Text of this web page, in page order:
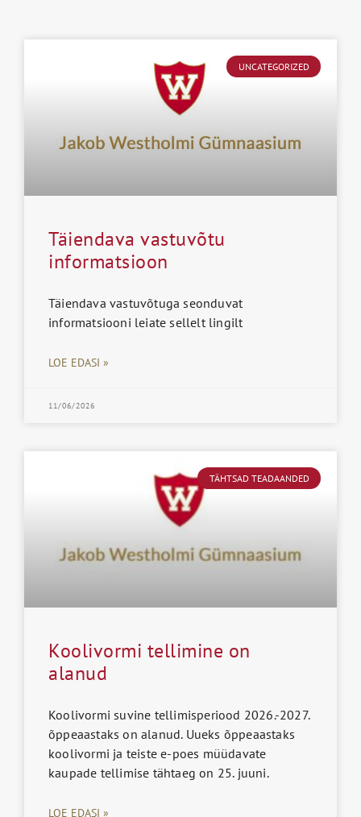
UNCATEGORIZED
Täiendava vastuvõtu
informatsioon
Täiendava vastuvõtuga seonduvat
informatsiooni leiate sellelt lingilt
LOE EDASI »
11/06/2026
TÄHTSAD TEADAANDED
Koolivormi tellimine on
alanud
Koolivormi suvine tellimisperiood 2026.-2027.
õppeaastaks on alanud. Uueks õppeaastaks
koolivormi ja teiste e-poes müüdavate
kaupade tellimise tähtaeg on 25. juuni.
LOE EDASI »